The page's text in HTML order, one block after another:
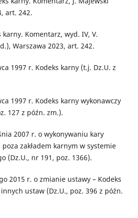
art. 242.
Komentarz, wyd. IV, V.
Warszawa 2023, art. 242.
1997 r. Kodeks karny (t.j. Dz.U. z
1997 r. Kodeks karny wykonawczy
127 z późn. zm.).
2007 r. o wykonywaniu kary
zakładem karnym w systemie
(Dz.U., nr 191, poz. 1366).
2015 r. o zmianie ustawy – Kodeks
ustaw (Dz.U., poz. 396 z późn.